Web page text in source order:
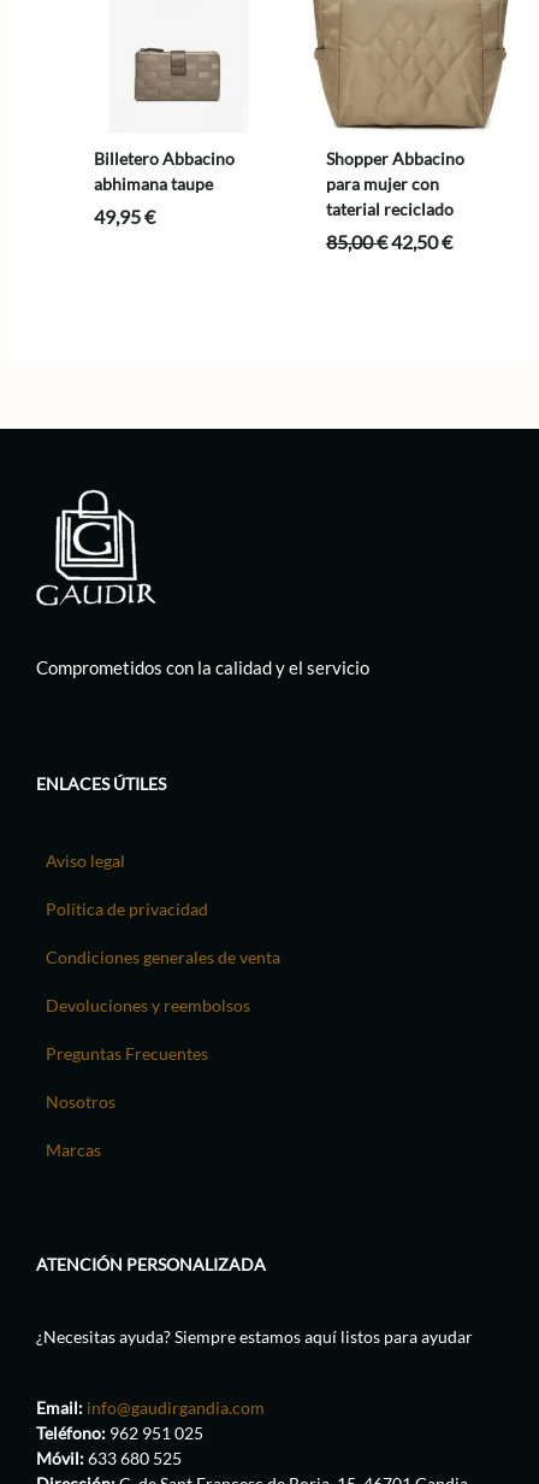
Billetero Abbacino
abhimana taupe
49,95€
Shopper Abbacino
para mujer con
taterial reciclado
85,00€El
42,50€El
Comprometidos con la calidad y el servicio
ENLACES ÚTILES
Aviso legal
Política de privacidad
Condiciones generales de venta
Devoluciones y reembolsos
Preguntas Frecuentes
Nosotros
Marcas
ATENCIÓN PERSONALIZADA
¿Necesitas ayuda? Siempre estamos aquí listos para ayudar
Email: info@gaudirgandia.com
Teléfono: 962 951 025
Móvil:633 680 525